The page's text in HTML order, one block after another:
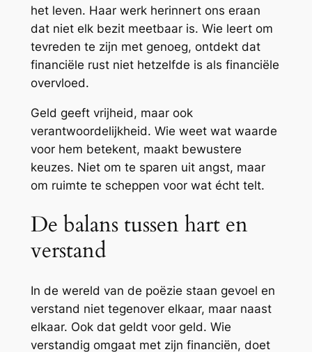
het leven. Haar werk herinnert ons eraan
dat niet elk bezit meetbaar is. Wie leert om
tevreden te zijn met genoeg, ontdekt dat
financiële rust niet hetzelfde is als financiële
overvloed.
Geld geeft vrijheid, maar ook
verantwoordelijkheid. Wie weet wat waarde
voor hem betekent, maakt bewustere
keuzes. Niet om te sparen uit angst, maar
om ruimte te scheppen voor wat écht telt.
De balans tussen hart en
verstand
In de wereld van de poëzie staan gevoel en
verstand niet tegenover elkaar, maar naast
elkaar. Ook dat geldt voor geld. Wie
verstandig omgaat met zijn financiën, doet